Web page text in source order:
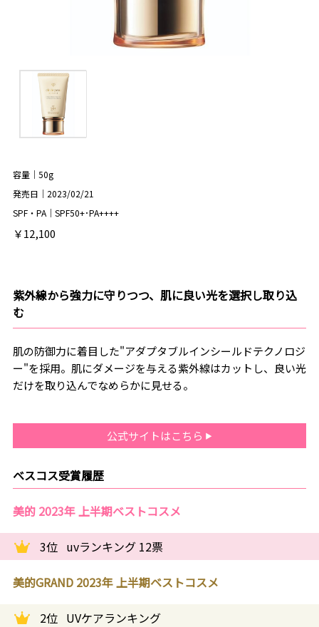
容量｜50g
発売日｜2023/02/21
SPF・PA｜SPF50+･PA++++
￥12,100
紫外線から強力に守りつつ、肌に良い光を選択し取り込
む
肌の防御力に着目した"アダプタブルインシールドテクノロジ
ー"を採用。肌にダメージを与える紫外線はカットし、良い光
だけを取り込んでなめらかに見せる。
公式サイトはこちら
ベスコス受賞履歴
美的 2023年 上半期ベストコスメ
3位 uvランキング 12票
美的GRAND 2023年 上半期ベストコスメ
2位 UVケアランキング